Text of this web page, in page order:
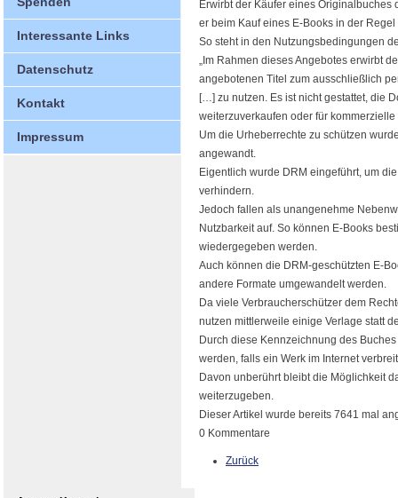
Interessante Links
Datenschutz
Kontakt
Impressum
Erwirbt der Käufer eines
er beim Kauf eines E-Books in der
So steht in den Nutzungsbedingungen
„Im Rahmen dieses Angebotes erwirbt
angebotenen Titel zum ausschließlich
[…] zu nutzen. Es ist nicht gestattet, die
weiterzuverkaufen oder für
Um die Urheberrechte zu schützen
angewandt.
Eigentlich wurde DRM eingeführt, um
verhindern.
Jedoch fallen als unangenehme
Nutzbarkeit auf. So können E-Books
wiedergegeben werden.
Auch können die DRM-geschützten E-
andere Formate umgewandelt werden.
Da viele Verbraucherschützer dem
nutzen mittlerweile einige Verlage statt
Durch diese Kennzeichnung des
werden, falls ein Werk im Internet
Davon unberührt bleibt die Möglichkeit
weiterzugeben.
Dieser Artikel wurde bereits 7641 mal
0 Kommentare
Zurück